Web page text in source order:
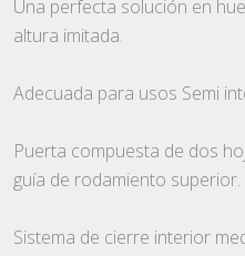
Una perfecta solución en
altura imitada.
Adecuada para usos Semi
Puerta compuesta de dos
guía de rodamiento superior.
Sistema de cierre interior